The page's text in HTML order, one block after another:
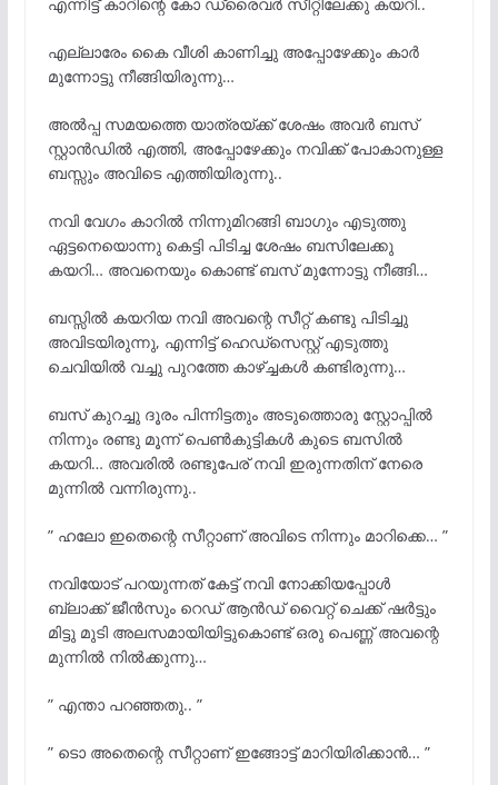
എല്ലാരേം കൈ വീശി കാണിച്ചു അപ്പോഴേക്കും കാർ
മുന്നോട്ടു നീങ്ങിയിരുന്നു…
അൽപ്പ സമയത്തെ യാത്രയ്ക്ക് ശേഷം അവർ ബസ്
സ്റ്റാൻഡിൽ എത്തി, അപ്പോഴേക്കും നവിക്ക് പോകാനുള്ള
ബസ്സും അവിടെ എത്തിയിരുന്നു..
നവി വേഗം കാറിൽ നിന്നുമിറങ്ങി ബാഗും എടുത്തു
ഏട്ടനെയൊന്നു കെട്ടി പിടിച്ച ശേഷം ബസിലേക്കു
കയറി… അവനെയും കൊണ്ട് ബസ് മുന്നോട്ടു നീങ്ങി…
ബസ്സിൽ കയറിയ നവി അവന്റെ സീറ്റ് കണ്ടു പിടിച്ചു
അവിടയിരുന്നു, എന്നിട്ട് ഹെഡ്‌സെസ്റ്റ് എടുത്തു
ചെവിയിൽ വച്ചു പുറത്തേ കാഴ്ച്ചകൾ കണ്ടിരുന്നു…
ബസ് കുറച്ചു ദൂരം പിന്നിട്ടതും അടുത്തൊരു സ്റ്റോപ്പിൽ
നിന്നും രണ്ടു മൂന്ന് പെൺകുട്ടികൾ കുടെ ബസിൽ
കയറി… അവരിൽ രണ്ടുപേര് നവി ഇരുന്നതിന് നേരെ
മുന്നിൽ വന്നിരുന്നു..
” ഹലോ ഇതെന്റെ സീറ്റാണ് അവിടെ നിന്നും മാറിക്കെ… ”
നവിയോട് പറയുന്നത് കേട്ട് നവി നോക്കിയപ്പോൾ
ബ്ലാക്ക്‌ ജീൻസും റെഡ് ആൻഡ് വൈറ്റ് ചെക്ക് ഷർട്ടും
മിട്ടു മുടി അലസമായിയിട്ടുകൊണ്ട് ഒരു പെണ്ണ് അവന്റെ
മുന്നിൽ നിൽക്കുന്നു…
” എന്താ പറഞ്ഞതു.. ”
” ടൊ അതെന്റെ സീറ്റാണ് ഇങ്ങോട്ട് മാറിയിരിക്കാൻ… ”